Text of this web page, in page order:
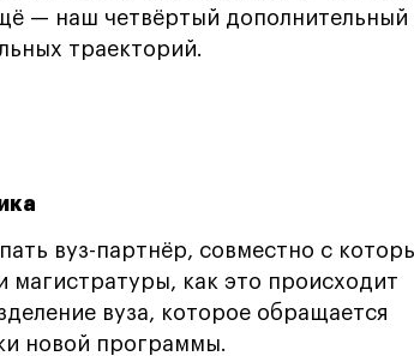
— наш четвёртый дополнительный
траекторий.
вуз-партнёр, совместно с
магистратуры, как это происходит
вуза, которое обращается
новой программы.